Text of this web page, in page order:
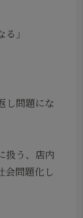
」
し問題にな
扱う、店内
会問題化し